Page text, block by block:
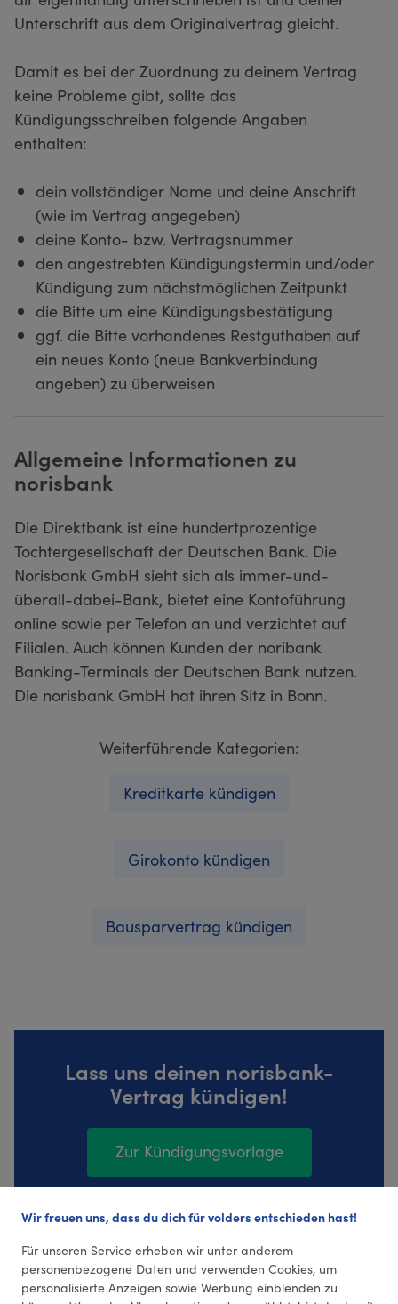
Unterschrift aus dem Originalvertrag gleicht.
Damit es bei der Zuordnung zu deinem Vertrag
keine Probleme gibt, sollte das
Kündigungsschreiben folgende Angaben
enthalten:
dein vollständiger Name und deine Anschrift
(wie im Vertrag angegeben)
deine Konto- bzw. Vertragsnummer
den angestrebten Kündigungstermin und/oder
Kündigung zum nächstmöglichen Zeitpunkt
die Bitte um eine Kündigungsbestätigung
ggf. die Bitte vorhandenes Restguthaben auf
ein neues Konto (neue Bankverbindung
angeben) zu überweisen
Allgemeine Informationen zu
norisbank
Die Direktbank ist eine hundertprozentige
Tochtergesellschaft der Deutschen Bank. Die
Norisbank GmbH sieht sich als immer-und-
überall-dabei-Bank, bietet eine Kontoführung
online sowie per Telefon an und verzichtet auf
Filialen. Auch können Kunden der noribank
Banking-Terminals der Deutschen Bank nutzen.
Die norisbank GmbH hat ihren Sitz in Bonn.
Weiterführende Kategorien:
Kreditkarte kündigen
Girokonto kündigen
Bausparvertrag kündigen
Lass uns deinen norisbank-
Vertrag kündigen!
Zur Kündigungsvorlage
410 Bewertungen (4,39 Durchschnitt)
Wir freuen uns, dass du dich für volders entschieden hast!
Für unseren Service erheben wir unter anderem
personenbezogene Daten und verwenden Cookies, um
personalisierte Anzeigen sowie Werbung einblenden zu